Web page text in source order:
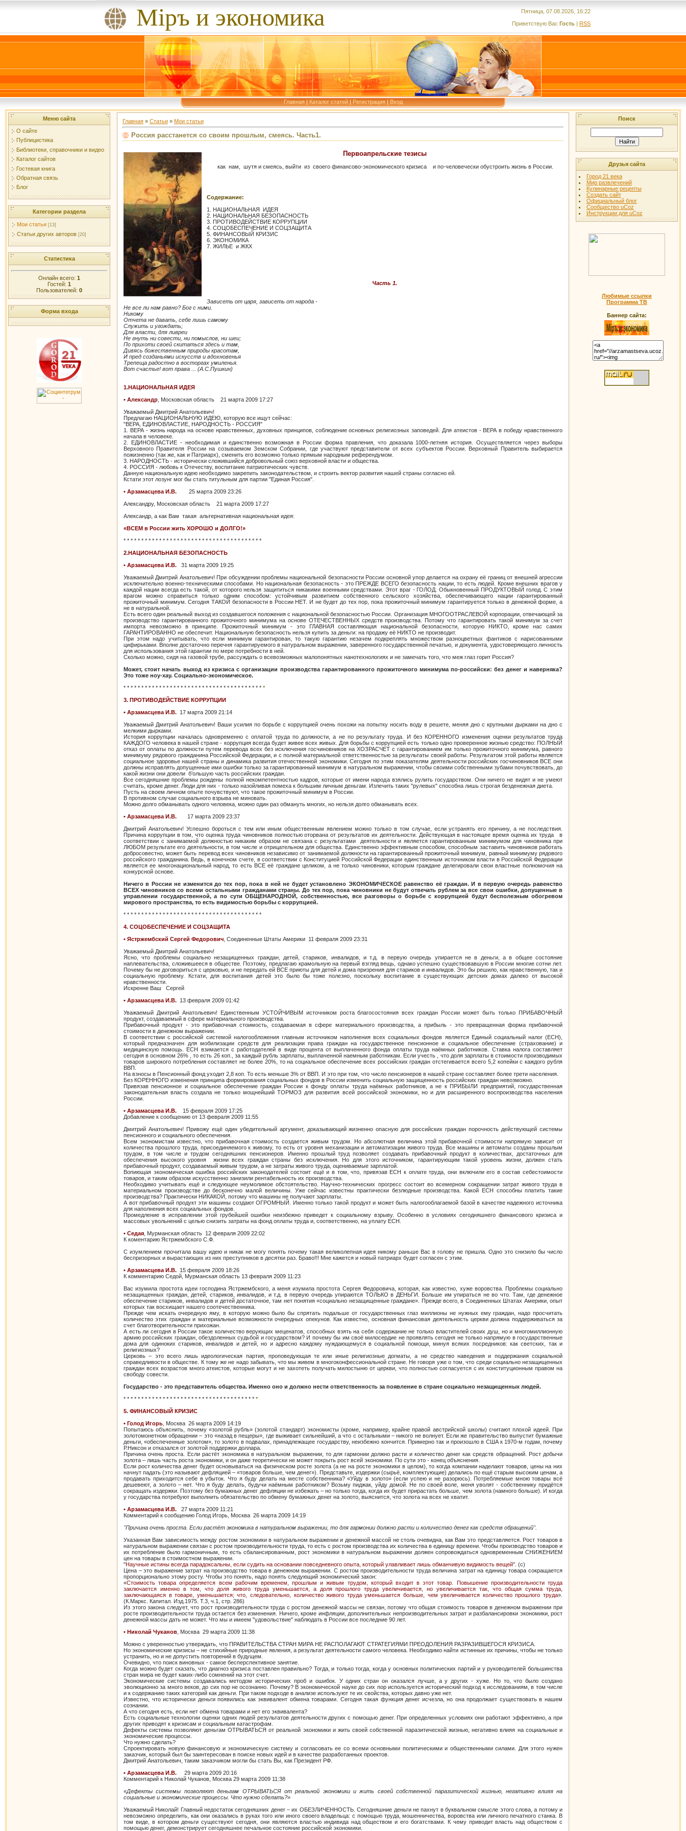
Мiръ и экономика
Пятница, 07.08.2026, 16:22
Приветствую Вас Гость | RSS
Главная| Каталог статей| Регистрация| Вход
Меню сайта
О сайте
Публицистика
Библиотеки, справочники и видео
Каталог сайтов
Гостевая книга
Обратная связь
Блог
Категории раздела
Мои статьи [13]
Статьи других авторов [20]
Статистика
Онлайн всего: 1
Гостей: 1
Пользователей: 0
Форма входа
Главная » Статьи » Мои статьи
Россия расстанется со своим прошлым, смеясь. Часть1.
Первоапрельские тезисы
как нам, шутя и смеясь, выйти из своего финансово-экономического кризиса и по-человечески обустроить жизнь в России.
Содержание:
1. НАЦИОНАЛЬНАЯ ИДЕЯ
2. НАЦИОНАЛЬНАЯ БЕЗОПАСНОСТЬ
3. ПРОТИВОДЕЙСТВИЕ КОРРУПЦИИ
4. СОЦОБЕСПЕЧЕНИЕ И СОЦЗАЩИТА
5. ФИНАНСОВЫЙ КРИЗИС
6. ЭКОНОМИКА
7. ЖИЛЬЕ и ЖКХ
Часть 1.
Зависеть от царя, зависеть от народа -
Не все ли нам равно? Бог с ними.
Никому
Отчета не давать, себе лишь самому
Служить и угождать;
Для власти, для ливреи
Не гнуть ни совести, ни помыслов, ни шеи;
По прихоти своей скитаться здесь и там,
Дивясь божественным природы красотам,
И пред созданьями искусств и вдохновенья
Трепеща радостно в восторгах умиленья.
Вот счастье! вот права ... (А.С.Пушкин)
1.НАЦИОНАЛЬНАЯ ИДЕЯ
• Александр , Московская область 21 марта 2009 17:27
Уважаемый Дмитрий Анатольевич!
Предлагаю НАЦИОНАЛЬНУЮ ИДЕЮ, которую все ищут сейчас:
"ВЕРА, ЕДИНОВЛАСТИЕ, НАРОДНОСТЬ - РОССИЯ"
1. ВЕРА - жизнь народа на основе нравственных, духовных принципов, соблюдение основных религиозных заповедей. Для атеистов - ВЕРА в победу нравственного
начала в человеке.
2. ЕДИНОВЛАСТИЕ - необходимая и единственно возможная в России форма правления, что доказала 1000-летняя история. Осуществляется через выборы
Верховного Правителя России на созываемом Земском Собрании, где участвуют представители от всех субъектов России. Верховный Правитель выбирается
пожизненно (так же, как и Патриарх), сменить его возможно только прямым народным референдумом.
3. НАРОДНОСТЬ - исторически сложившийся добровольный союз верховной власти и общества.
4. РОССИЯ - любовь к Отечеству, воспитание патриотических чувств.
Данную национальную идею необходимо закрепить законодательством, и строить вектор развития нашей страны согласно ей.
Кстати этот лозунг мог бы стать титульным для партии "Единая Россия".
• Арзамасцева И.В.
25 марта 2009 23:26
Александру, Московская область 21 марта 2009 17:27
Александр, а как Вам такая альтернативная национальная идея:
«ВСЕМ в России жить ХОРОШО и ДОЛГО!»
* * * * * * * * * * * * * * * * * * * * * * * * * * * * * * * * * * * * * * *
2.НАЦИОНАЛЬНАЯ БЕЗОПАСНОСТЬ
• Арзамасцева И.В.
31 марта 2009 19:25
Уважаемый Дмитрий Анатольевич! При обсуждении проблемы национальной безопасности России основной упор делается на охрану её границ от внешней агрессии
исключительно военно-техническими способами. Но национальная безопасность - это ПРЕЖДЕ ВСЕГО безопасность нации, то есть людей. Кроме внешних врагов у
каждой нации всегда есть такой, от которого нельзя защититься никакими военными средствами. Этот враг - ГОЛОД. Обыкновенный ПРОДУКТОВЫЙ голод. С этим
врагом можно справиться только одним способом: устойчивым развитием собственного сельского хозяйства, обеспечивающего нации гарантированный
прожиточный минимум. Сегодня ТАКОЙ безопасности в России НЕТ. И не будет до тех пор, пока прожиточный минимум гарантируется только в денежной форме, а
не в натуральной.
Есть всего один реальный выход из создавшегося положения с национальной безопасностью России. Организация МНОГООТРАСЛЕВОЙ корпорации, отвечающей за
производство гарантированного прожиточного минимума на основе ОТЕЧЕСТВЕННЫХ средств производства. Потому что гарантировать такой минимум за счет
импорта невозможно в принципе. Прожиточный минимум - это ГЛАВНАЯ составляющая национальной безопасности, которую НИКТО, кроме нас самих
ГАРАНТИРОВАННО не обеспечит. Национальную безопасность нельзя купить за деньги: на продажу её НИКТО не производит.
При этом надо учитывать, что если минимум гарантирован, то такую гарантию незачем подкреплять множеством разноцветных фантиков с нарисованными
цифирьками. Вполне достаточно перечня гарантируемого в натуральном выражении, заверенного государственной печатью, и документа, удостоверяющего личность
для использования этой гарантии по мере потребности в ней.
Сколько можно, сидя на газовой трубе, рассуждать о всевозможных малопонятных нанотехнологиях и не замечать того, что меж глаз горит Россия?
Может, стоит начать выход из кризиса с организации производства гарантированного прожиточного минимума по-российски: без денег и наверняка?
Это тоже ноу-хау. Социально-экономическое.
* * * * * * * * * * * * * * * * * * * * * * * * * * * * * * * * * * * * * * * *
3. ПРОТИВОДЕЙСТВИЕ КОРРУПЦИИ
• Арзамасцева И.В. 17 марта 2009 21:14
Уважаемый Дмитрий Анатольевич! Ваши усилия по борьбе с коррупцией очень похожи на попытку носить воду в решете, меняя дно с крупными дырками на дно с
мелкими дырками.
История коррупции началась одновременно с оплатой труда по должности, а не по результату труда. И без КОРЕННОГО изменения оценки результатов труда
КАЖДОГО человека в нашей стране - коррупция всегда будет живее всех живых. Для борьбы с коррупцией есть только одно проверенное жизнью средство: ПОЛНЫЙ
отказ от оплаты по должности путем перевода всех без исключения госчиновников на ХОЗРАСЧЕТ с гарантированием им только прожиточного минимума, равного
минимуму рядового гражданина Российской Федерации, и с полной материальной ответственностью за результаты своей работы. Результатом этой работы является
социальное здоровье нашей страны и динамика развития отечественной экономики. Сегодня по этим показателям деятельности российских госчиновников ВСЕ они
должны исправлять допущенные ими ошибки только за гарантированный минимум в натуральном выражении, чтобы своими собственными зубами почувствовать, до
какой жизни они довели б’ольшую часть российских граждан.
Все сегодняшние проблемы рождены полной некомпетентностью кадров, которые от имени народа взялись рулить государством. Они ничего не видят и не умеют
считать, кроме денег. Люди для них - только назойливая помеха к большим личным деньгам. Излечить таких "рулевых" способна лишь строгая безденежная диета.
Пусть на своем личном опыте почувствуют, что такое прожиточный минимум в России.
В противном случае социального взрыва не миновать.
Можно долго обманывать одного человека, можно один раз обмануть многих, но нельзя долго обманывать всех.
• Арзамасцева И.В.
17 марта 2009 23:37
Дмитрий Анатольевич! Успешно бороться с тем или иным общественным явлением можно только в том случае, если устранять его причину, а не последствия.
Причина коррупции в том, что оценка труда чиновников полностью оторвана от результатов их деятельности. Действующая в настоящее время оценка их труда в
соответствии с занимаемой должностью никаким образом не связана с результатами деятельности и является гарантированным минимумом для чиновника при
ЛЮБОМ результате его деятельности, в том числе и отрицательном для общества. Единственно эффективным способом, способным заставить чиновников работать
добросовестно, может быть перевод всех чиновников независимо от занимаемой должности на гарантированный прожиточный минимум, равный минимуму рядового
российского гражданина. Ведь, в конечном счете, в соответствии с Конституцией Российской Федерации единственным источником власти в Российской Федерации
является ее многонациональный народ, то есть ВСЕ её граждане целиком, а не только чиновники, которым граждане делегировали свои властные полномочия на
конкурсной основе.
Ничего в России не изменится до тех пор, пока в ней не будет установлено ЭКОНОМИЧЕСКОЕ равенство её граждан. И в первую очередь равенство
ВСЕХ чиновников со всеми остальными гражданами страны. До тех пор, пока чиновники не будут отвечать рублем за все свои ошибки, допущенные в
управлении государственной, а по сути ОБЩЕНАРОДНОЙ, собственностью, все разговоры о борьбе с коррупцией будут бесполезным обогревом
мирового пространства, то есть видимостью борьбы с коррупцией.
* * * * * * * * * * * * * * * * * * * * * * * * * * * * * * * * * * * * * * *
4. СОЦОБЕСПЕЧЕНИЕ И СОЦЗАЩИТА
• Ястржембский Сергей Федорович , Соединенные Штаты Америки 11 февраля 2009 23:31
Уважаемый Дмитрий Анатольевич!
Ясно, что проблемы социально незащищенных граждан, детей, стариков, инвалидов, и т.д. в первую очередь упирается не в деньги, а в общее состояние
наплевательства, сложившееся в обществе. Поэтому, предлагаю крамольную на первый взгляд вещь, однако успешно существовавшую в России многие сотни лет.
Почему бы не договориться с церковью, и не передать ей ВСЕ приюты для детей и дома призрения для стариков и инвалидов. Это бы решило, как нравственную, так и
социальную проблему. Кстати, для воспитания детей это было бы тоже полезно, поскольку воспитание в существующих детских домах далеко от высокой
нравственности.
Искренне Ваш Сергей
• Арзамасцева И.В. 13 февраля 2009 01:42
Уважаемый Дмитрий Анатольевич! Единственным УСТОЙЧИВЫМ источником роста благосостояния всех граждан России может быть только ПРИБАВОЧНЫЙ
продукт, создаваемый в сфере материального производства.
Прибавочный продукт - это прибавочная стоимость, создаваемая в сфере материального производства, а прибыль - это превращенная форма прибавочной
стоимости в денежном выражении.
В соответствии с российской системой налогообложения главным источником наполнения всех социальных фондов является Единый социальный налог (ЕСН),
который предназначен для мобилизации средств для реализации права граждан на государственное пенсионное и социальное обеспечение (страхование) и
медицинскую помощь. ЕСН взимается с работодателей в виде процента от выплаченного фонда оплаты труда наёмных работников. Ставка налога составляет
сегодня в основном 26% , то есть 26 коп., за каждый рубль зарплаты, выплаченной наемным работникам. Если учесть , что доля зарплаты в стоимости производимых
товаров широкого потребления составляет не более 20%, то на социальное обеспечение всех российских граждан отстегивается всего 5,2 копейки с каждого рубля
ВВП.
На взносы в Пенсионный фонд уходит 2,8 коп. То есть меньше 3% от ВВП. И это при том, что число пенсионеров в нашей стране составляет более трети населения.
Без КОРЕННОГО изменения принципа формирования социальных фондов в России изменить социальную защищенность российских граждан невозможно.
Привязав пенсионное и социальное обеспечение граждан России к фонду оплаты труда наёмных работников, а не к ПРИБЫЛИ предприятий, государственная
законодательная власть создала не только мощнейший ТОРМОЗ для развития всей российской экономики, но и для расширенного воспроизводства населения
России.
• Арзамасцева И.В.
15 февраля 2009 17:25
Добавление к сообщению от 13 февраля 2009 11:55
Дмитрий Анатольевич! Привожу ещё один убедительный аргумент, доказывающий жизненно опасную для российских граждан порочность действующей системы
пенсионного и социального обеспечения.
Всем экономистам известно, что прибавочная стоимость создается живым трудом. Но абсолютная величина этой прибавочной стоимости напрямую зависит от
количества прошлого труда, присоединяемого к живому, то есть от уровня механизации и автоматизации живого труда. Все машины и автоматы созданы прошлым
трудом, в том числе и трудом сегодняшних пенсионеров. Именно прошлый труд позволяет создавать прибавочный продукт в количествах, достаточных для
обеспечения высокого уровня жизни всех граждан страны без исключения. Но для этого источником, гарантирующим такой уровень жизни, должен стать
прибавочный продукт, создаваемый живым трудом, а не затраты живого труда, оцениваемые зарплатой.
Вопиющая экономическая ошибка российских законодателей состоит ещё и в том, что, привязав ЕСН к оплате труда, они включили его в состав себестоимости
товаров, и таким образом искусственно занизили рентабельность их производства.
Необходимо учитывать ещё и следующее неумолимое обстоятельство. Научно-технических прогресс состоит во всемерном сокращении затрат живого труда в
материальном производстве до бесконечно малой величины. Уже сейчас известны практически безлюдные производства. Какой ЕСН способны платить такие
производства? Практически НИКАКОЙ, потому что машины не получают зарплаты.
А вот прибавочный продукт эти машины создают ОГРОМНЫЙ. Именно только такой продукт и может быть налогооблагаемой базой в качестве надежного источника
для наполнения всех социальных фондов.
Промедление в исправлении этой грубейшей ошибки неизбежно приведет к социальному взрыву. Особенно в условиях сегодняшнего финансового кризиса и
массовых увольнений с целью снизить затраты на фонд оплаты труда и, соответственно, на уплату ЕСН.
• Седая , Мурманская область 12 февраля 2009 22:02
К коментарию Ястржембского С.Ф.
С изумлением прочитала вашу идею и никак не могу понять почему такая великолепная идея никому раньше Вас в голову не пришла. Одно это снизило бы число
беспризорных и вырастающих из них преступников в десятки раз. Браво!!! Мне кажется и новый патриарх будет согласен с этим.
• Арзамасцева И.В. 15 февраля 2009 18:26
К комментарию Седой, Мурманская область 13 февраля 2009 11:23
Вас изумила простота идеи господина Ястржембского, а меня изумила простота Сергея Федоровича, которая, как известно, хуже воровства. Проблемы социально
незащищенных граждан, детей, стариков, инвалидов, и т.д. в первую очередь упираются ТОЛЬКО в ДЕНЬГИ. Больше им упираться не во что. Там, где денежное
обеспечение стариков, инвалидов и детей достаточное, там нет понятия «социально незащищенные граждане». Прежде всего, в Соединенных Штатах Америки, опыт
которых так восхищает нашего соотечественника.
Прежде чем искать очередную яму, в которую можно было бы спрятать подальше от государственных глаз миллионы не нужных ему граждан, надо просчитать
количество этих граждан и материальные возможности очередных опекунов. Как известно, основная финансовая деятельность церкви должна поддерживаться за
счет благотворительности прихожан.
А есть ли сегодня в России такое количество верующих меценатов, способных взять на себя содержание не только властителей своих душ, но и многомиллионную
армию российских граждан, обездоленных судьбой и государством? И почему бы им своё милосердие не проявлять сегодня не только напрямую в государственные
дома для одиноких стариков, инвалидов и детей, но и адресно каждому нуждающемуся в социальной помощи, минуя всяких посредников: как светских, так и
религиозных?
Церковь – это всего лишь идеологическая партия, проповедующая те или иные религиозные догматы, а не средство наведения и поддержания социальной
справедливости в обществе. К тому же не надо забывать, что мы живем в многоконфессиональной стране. Не говоря уже о том, что среди социально незащищенных
граждан всех возрастов много атеистов, которые могут и не захотеть получать милостыню от церкви, что полностью согласуется с их конституционным правом на
свободу совести.
Государство - это представитель общества. Именно оно и должно нести ответственность за появление в стране социально незащищенных людей.
* * * * * * * * * * * * * * * * * * * * * * * * * * * * * * * * * * * * * *
5. ФИНАНСОВЫЙ КРИЗИС
• Голод Игорь , Москва 26 марта 2009 14:19
Попытаюсь объяснить, почему «золотой рубль» (золотой стандарт) экономисты (кроме, например, крайне правой австрийской школы) считают плохой идеей. При
золотомонетном обращении – это «назад в пещеры», где выживает сильнейший, а что с остальными – никого не волнует. Если же правительство выпустит бумажные
деньги, «обеспеченные золотом», то золото в подвалах, принадлежащее государству, неизбежно кончится. Примерно так и произошло в США к 1970-м годам, почему
Р.Никсон и отказался от золотой поддержки доллара.
Причина очень проста. Если растёт экономика в натуральном выражении, то для гармонии должно расти и количество денег как средств обращений. Рост добычи
золота – лишь часть роста экономики, и он даже теоретически не может покрыть рост всей экономики. По сути это - конец объяснения.
Если рост количества денег будет основываться на физическом росте золота (а не на росте экономики в целом), то когда компании наделают товаров, цены на них
начнут падать (это называют дефляцией – «товаров больше, чем денег»). Представьте, издержки (сырьё, комплектующие) делались по ещё старым высоким ценам, а
продавать приходится себе в убыток. Что я буду делать на месте собственника? «Уйду в золото» (если успею и не разорюсь). Потребляемые мною товары всё
дешевеют, а золото – нет. Что я буду делать, будучи наёмным работником? Возьму пиджак, уйду домой. Не по своей воле, меня уволят - собственнику придётся
сокращать издержки. Поэтому без бумажных денег дефляции не избежать – но только тогда, когда их будет прирастать больше, чем золота (намного больше). И когда
у государства потребуют выполнить обязательство по обмену бумажных денег на золото, выяснится, что золота на всех не хватит.
• Арзамасцева И.В. 27 марта 2009 11:21
Комментарий к сообщению Голод Игорь, Москва 26 марта 2009 14:19
"Причина очень проста. Если растёт экономика в натуральном выражении, то для гармонии должно расти и количество денег как средств обращений".
Указанная Вам зависимость между ростом экономики в натуральном выражении и денежной массой не столь очевидна, как Вам это представляется. Рост товаров в
натуральном выражении связан с ростом производительности труда, то есть с ростом производства их количества в единицу времени. Чтобы производство товаров и
их потребление было гармоничным, то есть сбалансированным, рост экономики в натуральном выражении должен сопровождаться одновременным СНИЖЕНИЕМ
цен на товары в стоимостном выражении.
"Научные истины всегда парадоксальны, если судить на основании повседневного опыта, который улавливает лишь обманчивую видимость вещей". (с)
Цена – это выражение затрат на производство товара в денежном выражении. С ростом производительности труда величина затрат на единицу товара сокращается
пропорционально этому росту. Чтобы это понять, надо понять следующий экономический закон:
«Стоимость товара определяется всем рабочим временем, прошлым и живым трудом, который входит в этот товар. Повышение производительности труда
заключается именно в том, что доля живого труда уменьшается, а доля прошлого труда увеличивается, но увеличивается так, что общая сумма труда,
заключающаяся в товаре, уменьшается; что, следовательно, количество живого труда уменьшается больше, чем увеличивается количество прошлого труда».
(К.Маркс. Капитал. Изд.1975. Т.3, ч.1, стр. 286)
Из этого закона следует, что рост производительности труда с ростом денежной массы не связан, потому что общая стоимость товаров в денежном выражении при
росте производительности труда остается без изменения. Ничего, кроме инфляции, дополнительных непроизводительных затрат и разбалансировки экономики, рост
денежной массы дать не может. Что мы и имеем "удовольствие" наблюдать в России все последние 90 лет.
• Николай Чуканов , Москва 29 марта 2009 11:38
Можно с уверенностью утверждать, что ПРАВИТЕЛЬСТВА СТРАН МИРА НЕ РАСПОЛАГАЮТ СТРАТЕГИЯМИ ПРЕОДОЛЕНИЯ РАЗРАЗИВШЕГОСЯ КРИЗИСА.
Но экономические кризисы – не стихийные природные явления, а результат деятельности самого человека. Необходимо найти истинные их причины, чтобы не только
устранить, но и не допустить повторений в будущем.
Очевидно, что поиск виновных - самое бесперспективное занятие.
Когда можно будет сказать, что диагноз кризиса поставлен правильно? Тогда, и только тогда, когда у основных политических партий и у руководителей большинства
стран мира не будет каких-либо сомнений на этот счет.
Экономические системы создавались методом исторических проб и ошибок. У одних стран он оказался лучше, а у других - хуже. Но то, что было создано
эволюционно за много веков, до сих пор не осознанно. Почему? В экономической науке до сих пор используется исторический подход к исследованиям, в том числе
и к содержанию таких категорий как деньги. При таком подходе в анализе используют те их свойства, которых давно уже нет.
Известно, что исторически деньги появились как эквивалент обмена товарами. Сегодня такая функция денег исчезла, но она продолжает существовать в нашем
сознании.
А что сегодня есть, если нет обмена товарами и нет его эквивалента?
Есть социальные технологии оценки одних людей результатов деятельности других с помощью денег. При определенных условиях они работают эффективно, а при
других приводят к кризисам и социальным катастрофам.
Дефекты системы позволяют деньгам ОТРЫВАТЬСЯ от реальной экономики и жить своей собственной паразитической жизнью, негативно влияя на социальные и
экономические процессы.
Что нужно сделать?
Спроектировать новую финансовую и экономическую систему и согласовать ее со всеми основными политическими и общественными силами. Для этого нужен
заказчик, который был бы заинтересован в поиске новых идей и в качестве разработанных проектов.
Дмитрий Анатольевич, таким заказчиком могли бы стать Вы, как Президент РФ.
• Арзамасцева И.В.
29 марта 2009 20:16
Комментарий к Николай Чуканов, Москва 29 марта 2009 11:38
«Дефекты системы позволяют деньгам ОТРЫВАТЬСЯ от реальной экономики и жить своей собственной паразитической жизнью, негативно влияя на
социальные и экономические процессы. Что нужно сделать?»
Уважаемый Николай! Главный недостаток сегодняшних денег – их ОБЕЗЛИЧЕННОСТЬ. Сегодняшние деньги не пахнут в буквальном смысле этого слова, а потому и
невозможно определить, как они оказались в руках того или иного своего владельца: с помощью труда, мошенничества, воровства или личного печатного станка. В
том виде, в котором деньги существуют сегодня, они являются властью индивида над обществом и его богатствами. К чему приводит власть над обществом с
помощью денег, демонстрирует сегодняшнее печальное состояние российской экономики.
Поиск
Друзья сайта
Город 21 века
Мир развлечений
Кулинарные рецепты
Создать сайт
Официальный блог
Сообщество uCoz
Инструкции для uCoz
Любимые ссылки
Программа ТВ
Баннер сайта: